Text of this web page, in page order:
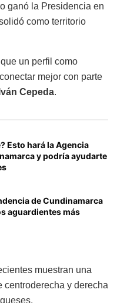
ganó la Presidencia en
como territorio
un perfil como
mejor con parte
Iván Cepeda.
Esto hará la Agencia
y podría ayudarte
de Cundinamarca
aguardientes más
muestran una
centroderecha y derecha